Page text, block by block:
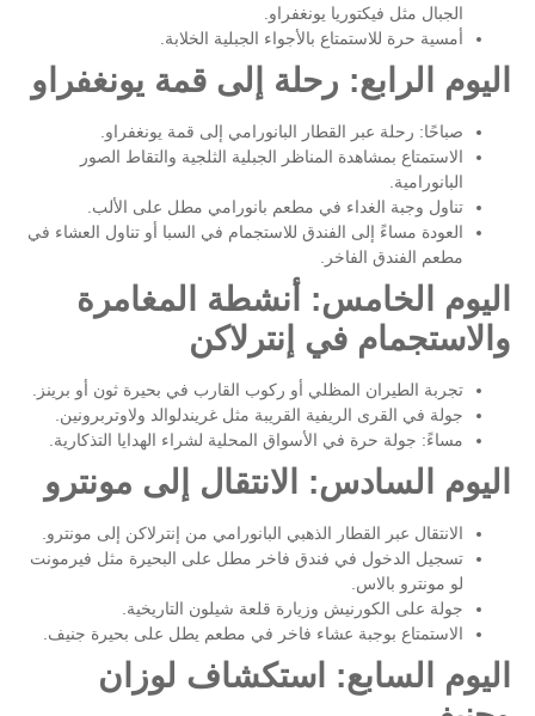
الجبال مثل فيكتوريا يونغفراو.
أمسية حرة للاستمتاع بالأجواء الجبلية الخلابة.
اليوم الرابع: رحلة إلى قمة يونغفراو
صباحًا: رحلة عبر القطار البانورامي إلى قمة يونغفراو.
الاستمتاع بمشاهدة المناظر الجبلية الثلجية والتقاط الصور
البانورامية.
تناول وجبة الغداء في مطعم بانورامي مطل على الألب.
العودة مساءً إلى الفندق للاستجمام في السبا أو تناول العشاء في
مطعم الفندق الفاخر.
اليوم الخامس: أنشطة المغامرة
والاستجمام في إنترلاكن
تجربة الطيران المظلي أو ركوب القارب في بحيرة ثون أو برينز.
جولة في القرى الريفية القريبة مثل غريندلوالد ولاوتربرونين.
مساءً: جولة حرة في الأسواق المحلية لشراء الهدايا التذكارية.
اليوم السادس: الانتقال إلى مونترو
الانتقال عبر القطار الذهبي البانورامي من إنترلاكن إلى مونترو.
تسجيل الدخول في فندق فاخر مطل على البحيرة مثل فيرمونت
لو مونترو بالاس.
جولة على الكورنيش وزيارة قلعة شيلون التاريخية.
الاستمتاع بوجبة عشاء فاخر في مطعم يطل على بحيرة جنيف.
اليوم السابع: استكشاف لوزان